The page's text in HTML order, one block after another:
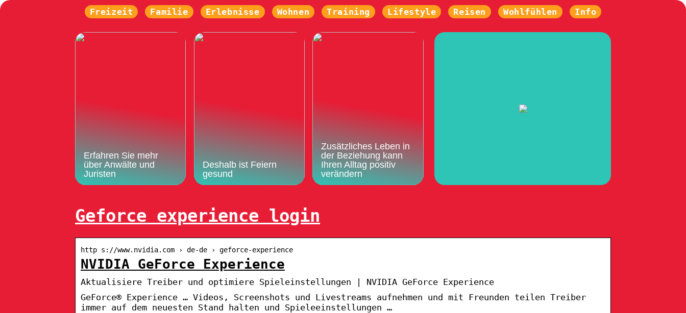
Freizeit Familie Erlebnisse Wohnen Training Lifestyle Reisen Wohlfühlen Info
Erfahren Sie mehr
über Anwälte und
Juristen
Deshalb ist Feiern
gesund
Zusätzliches Leben in
der Beziehung kann
Ihren Alltag positiv
verändern
Geforce experience login
http s://www.nvidia.com › de-de › geforce-experience
NVIDIA GeForce Experience
Aktualisiere Treiber und optimiere Spieleinstellungen | NVIDIA GeForce Experience
GeForce® Experience … Videos, Screenshots und Livestreams aufnehmen und mit Freunden teilen Treiber
immer auf dem neuesten Stand halten und Spieleeinstellungen …